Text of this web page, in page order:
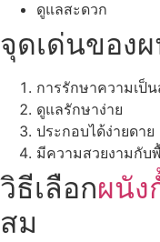
ดูแลสะดวก
จุดเด่นของ
การรักษาความเป็
ดูแลรักษาง่าย
ประกอบได้ง่ายดาย
มีความสวยงามกับ
วิธีเลือกผนัง
สม